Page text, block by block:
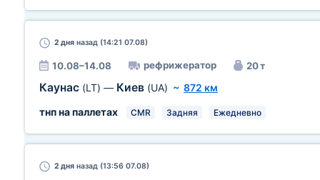
2 дня назад (14:21 07.08)
10.08–14.08 рефрижератор 20 т
Каунас (LT) — Киев (UA) ~ 872 км
тнп на паллетах
CMR Задняя Ежедневно
2 дня назад (13:56 07.08)